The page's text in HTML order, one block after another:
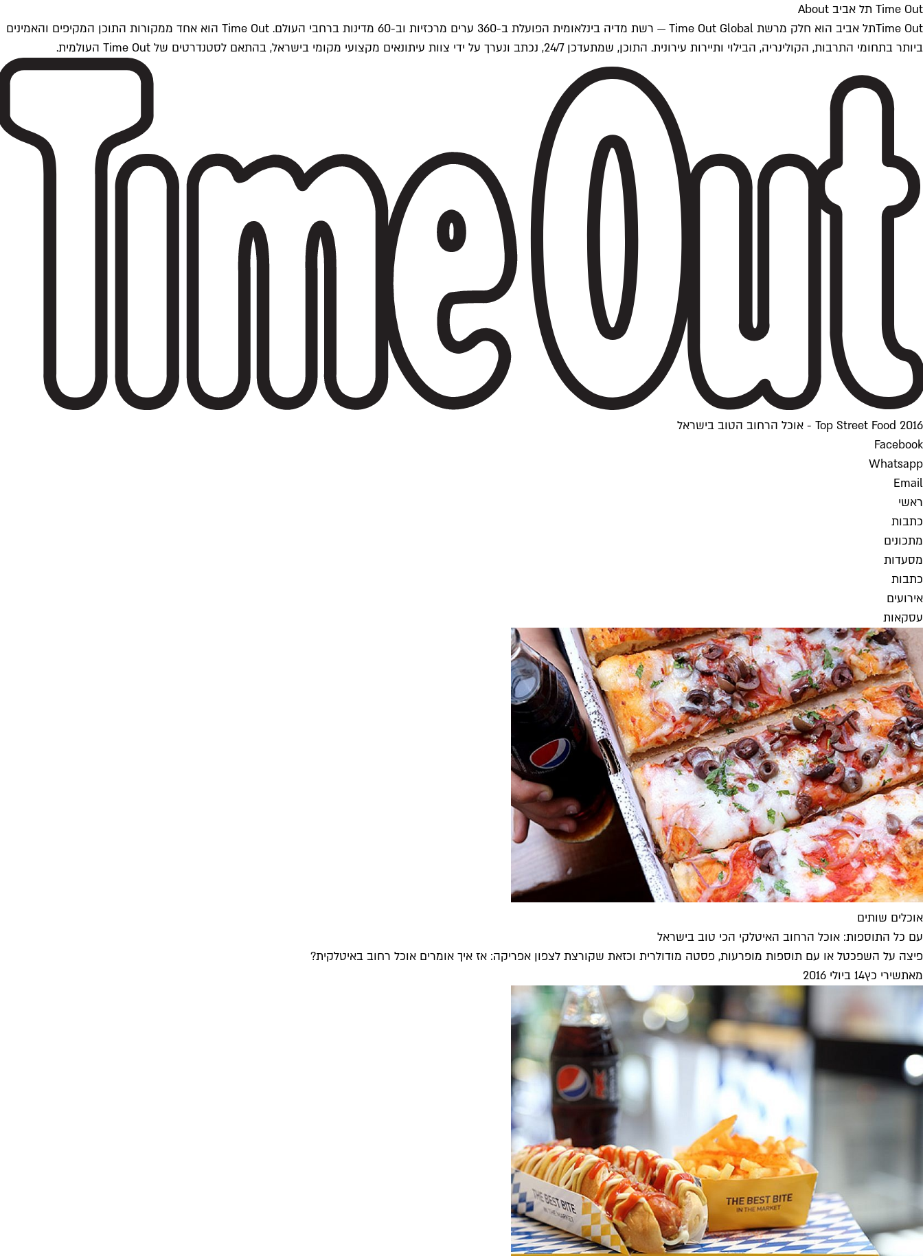
Time Out תל אביב About
Time Outתל אביב הוא חלק מרשת Time Out Global — רשת מדיה בינלאומית הפועלת ב-360 ערים מרכזיות וב-60 מדינות ברחבי העולם. Time Out הוא אחד ממקורות התוכן המקיפים והאמינים
ביותר בתחומי התרבות, הקולינריה, הבילוי ותיירות עירונית. התוכן, שמתעדכן 24/7, נכתב ונערך על ידי צוות עיתונאים מקצועי מקומי בישראל, בהתאם לסטנדרטים של Time Out העולמית.
Top Street Food 2016 - אוכל הרחוב הטוב בישראל
Facebook
Whatsapp
Email
ראשי
כתבות
מתכונים
מסעדות
כתבות
אירועים
עסקאות
אוכלים שותים
עם כל התוספות: אוכל הרחוב האיטלקי הכי טוב בישראל
פיצה על השפכטל או עם תוספות מופרעות, פסטה מודולרית וכזאת שקורצת לצפון אפריקה: אז איך אומרים אוכל רחוב באיטלקית?
מאתשירי כץ14 ביולי 2016